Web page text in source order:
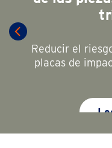
Reducir el
placas de